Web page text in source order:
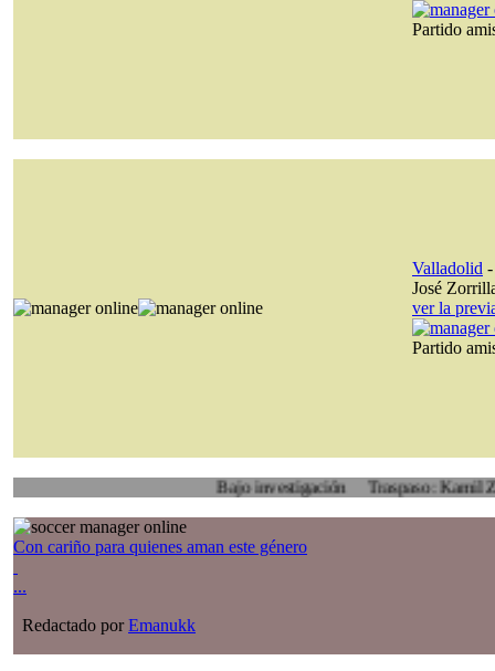
Partido
Valladolid
José
ver la
Partido
Bajo investigación Traspaso: Kamil Zoidl,
Con cariño para quienes aman este género
...
Redactado porEmanukk